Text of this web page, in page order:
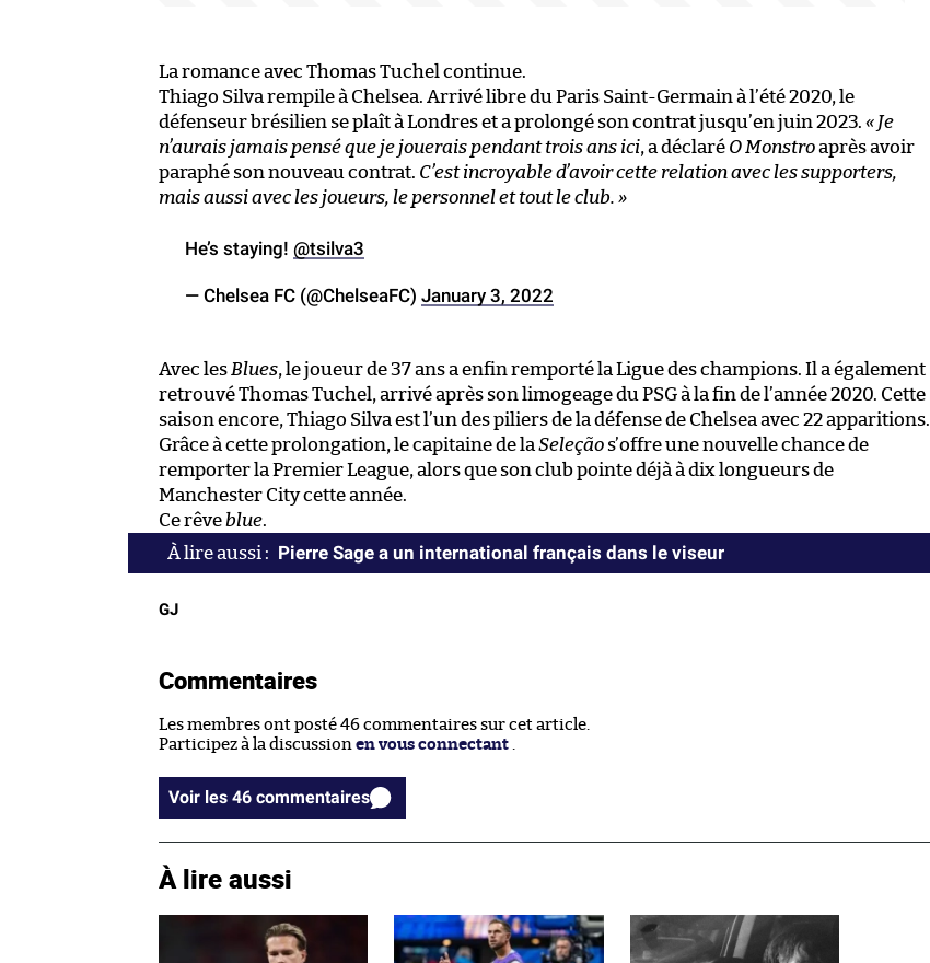
La romance avec Thomas Tuchel continue.
Thiago Silva rempile à Chelsea. Arrivé libre du Paris Saint-Germain à l’été 2020, le
défenseur brésilien se plaît à Londres et a prolongé son contrat jusqu’en juin 2023. « Je
n’aurais jamais pensé que je jouerais pendant trois ans ici, a déclaré O Monstroaprès avoir
paraphé son nouveau contrat. C’est incroyable d’avoir cette relation avec les supporters,
mais aussi avec les joueurs, le personnel et tout le club. »
He’s staying! @tsilva3
— Chelsea FC (@ChelseaFC) January 3, 2022
Avec les Blues, le joueur de 37 ans a enfin remporté la Ligue des champions. Il a également
retrouvé Thomas Tuchel, arrivé après son limogeage du PSG à la fin de l’année 2020. Cette
saison encore, Thiago Silva est l’un des piliers de la défense de Chelsea avec 22 apparitions.
Grâce à cette prolongation, le capitaine de la Seleção s’offre une nouvelle chance de
remporter la Premier League, alors que son club pointe déjà à dix longueurs de
Manchester City cette année.
Ce rêve blue.
Pierre Sage a un international français dans le viseur
GJ
Commentaires
Les membres ont posté 46 commentaires sur cet article.
Participez à la discussion en vous connectant
Voir les 46 commentaires
À lire aussi